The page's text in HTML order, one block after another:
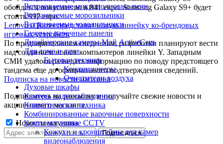
Встраиваемые микроволновые печи
Встраиваемые морозильники
Встраиваемые холодильники
Газовые варочные панели
Дизайнерские камеры Мой ActiveCam
Для дома и дачи
Бытовая техника
Кондиционеры
Очистители воздуха
Духовые шкафы
Камеры видеонаблюдения
Климатическая техника
Комбинированные варочные поверхности
Комплектующие CCTV
Кожухи и кронштейны для камер
видеонаблюдения
обойдется покупателю в 841 евро. Samsung Galaxy S9+ будет
стоить 997 евро.
Lenovo и Razer представят новую линейку ко-брендовых
игровых устройств
По предварительным сведениям, разработки планируют вести
над созданием новых компьютеров линейки Y. Западным
СМИ удалось разведать информацию по поводу предстоящего
тандема еще до официального подтверждения сведений.
Подписка на новости магазина
Подпишитесь на рассылку и получайте свежие новости и
акции нашего магазина.
Новости магазина